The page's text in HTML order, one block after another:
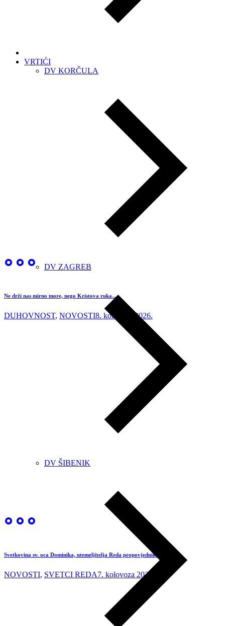
VRTIĆI
DV KORČULA
DV ZAGREB
DV ŠIBENIK
Ne drži nas mirno more, nego Kristova ruka…
DUHOVNOST, NOVOSTI8. kolovoza 2026.
Svetkovina sv. oca Dominika, utemeljitelja Reda propovjednika
NOVOSTI, SVETCI REDA7. kolovoza 2026.